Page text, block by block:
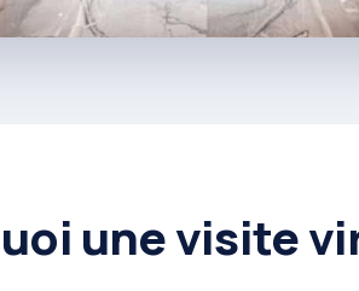
une visite